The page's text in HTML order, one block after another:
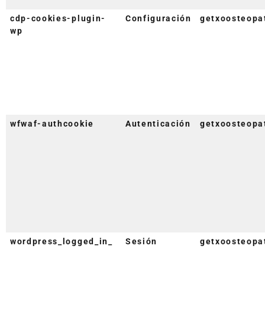
cdp-cookies-plugin-
wp
Configuración
wfwaf-authcookie Autenticación
wordpress_logged_in_ Sesión